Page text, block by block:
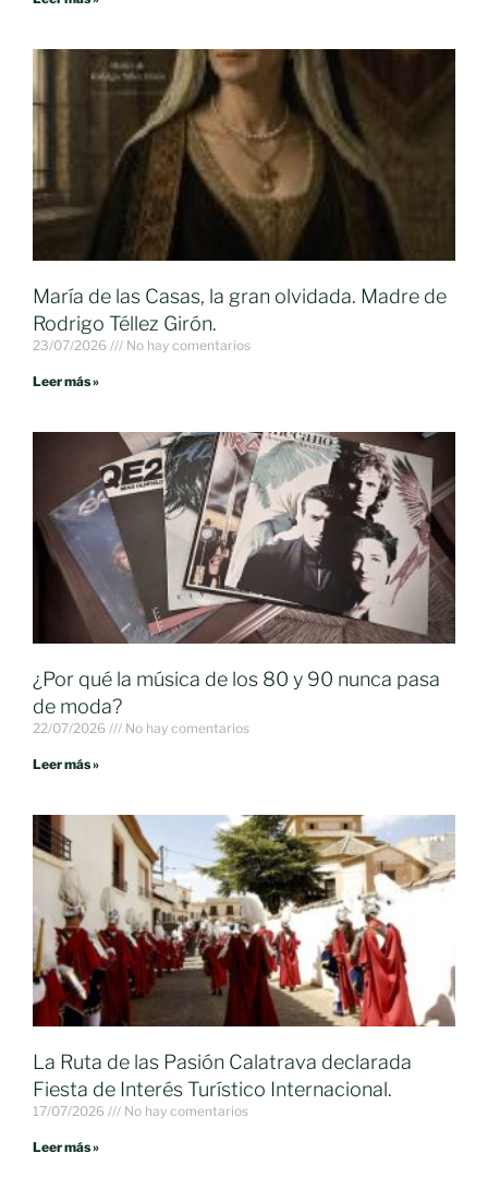
María de las Casas, la gran olvidada. Madre de
Rodrigo Téllez Girón.
23/07/2026 No hay comentarios
Leer más »
¿Por qué la música de los 80 y 90 nunca pasa
de moda?
22/07/2026 No hay comentarios
Leer más »
La Ruta de las Pasión Calatrava declarada
Fiesta de Interés Turístico Internacional.
17/07/2026 No hay comentarios
Leer más »